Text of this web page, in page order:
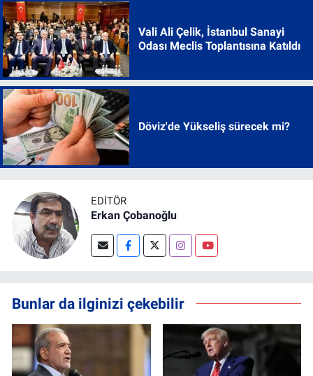
Vali Ali Çelik, İstanbul Sanayi
Odası Meclis Toplantısına Katıldı
Döviz'de Yükseliş sürecek mi?
EDITÖR
Erkan Çobanoğlu
Bunlar da ilginizi çekebilir